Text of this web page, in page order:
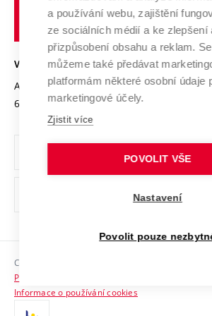
Transfer znalostí
Open Science
Projekty
Projekty ze strukturálních fondů
Specifický výzkum
Služby univerzity
Mezinárodní dohody
Univerzitní sítě
Podnikavá univerzita / ContriBUTe
Bezpečná univerzita
Vyznamenání
Organizační struktura
Ochrana osobních údajů
odkaz)
Sociální bezpečí
HR Award
VYSOKÉ UČENÍ TECHNICKÉ V BRNĚ
Antonínská 548/1
602 00 Brno
www.vut.cz
vut@vutbr.cz
Copyright © 2026 VUT
Prohlášení o přístupnosti
Informace o používání cookies
a používání webu, zajištění
ze sociálních médií a ke zlepšení
přizpůsobení obsahu a reklam.
můžeme také předávat
platformám některé osobní údaje
marketingové účely.
Zjistit více
POVOLIT VŠE
Nastavení
Povolit pouze